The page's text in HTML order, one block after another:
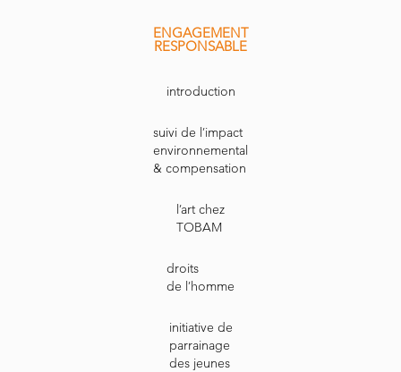
ENGAGEMENT
RESPONSABLE
introduction
suivi de l’impact
environnemental
& compensation
l’art chez
TOBAM
droits
de l’homme
initiative de
parrainage
des jeunes